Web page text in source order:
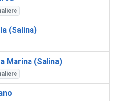
(Salina)
Marina (Salina)